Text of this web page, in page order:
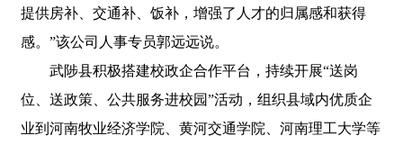
提供房补、交通补、饭补，增强了人才的归属感和获得
感。”该公司人事专员郭远远说。
武陟县积极搭建校政企合作平台，持续开展“送岗
位、送政策、公共服务进校园”活动，组织县域内优质企
业到河南牧业经济学院、黄河交通学院、河南理工大学等